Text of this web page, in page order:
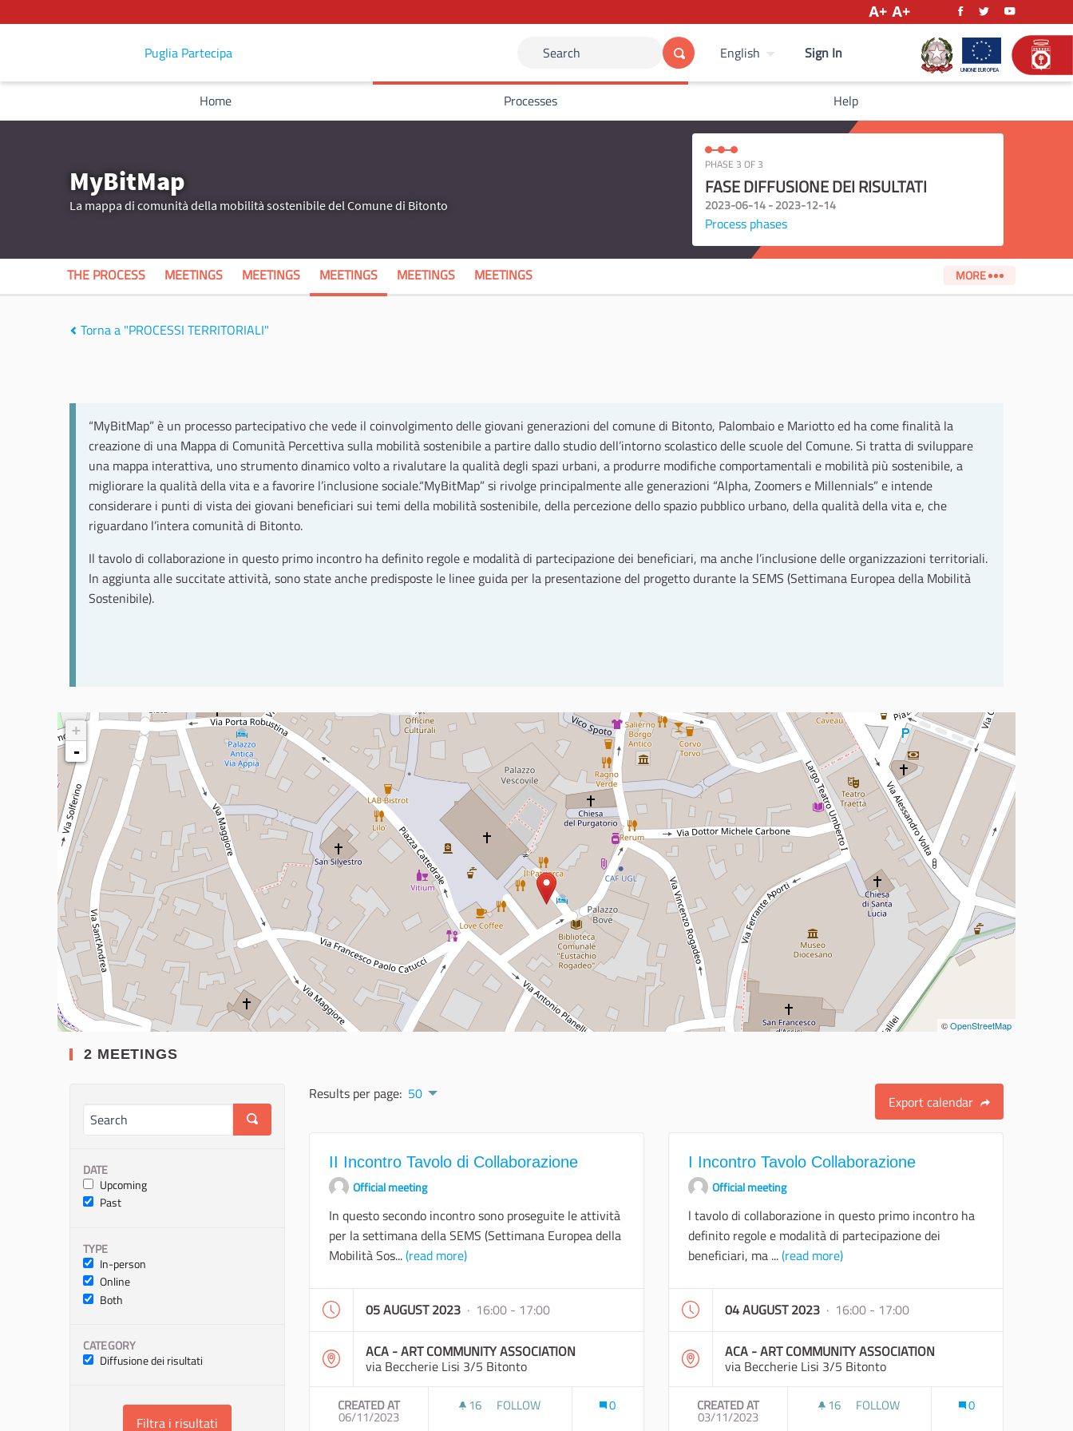
Puglia Partecipa Search English Sign In
Home Processes Help
MyBitMap
La mappa di comunità della mobilità sostenibile del Comune di Bitonto
PHASE 3 OF 3
FASE DIFFUSIONE DEI RISULTATI
2023-06-14 - 2023-12-14
Process phases
THE PROCESS MEETINGS MEETINGS MEETINGS MEETINGS MEETINGS MORE
Torna a "PROCESSI TERRITORIALI"
“MyBitMap” è un processo partecipativo che vede il coinvolgimento delle giovani generazioni del comune di Bitonto, Palombaio e Mariotto ed ha come finalità la
creazione di una Mappa di Comunità Percettiva sulla mobilità sostenibile a partire dallo studio dell’intorno scolastico delle scuole del Comune. Si tratta di sviluppare
una mappa interattiva, uno strumento dinamico volto a rivalutare la qualità degli spazi urbani, a produrre modifiche comportamentali e mobilità più sostenibile, a
migliorare la qualità della vita e a favorire l’inclusione sociale.“MyBitMap” si rivolge principalmente alle generazioni “Alpha, Zoomers e Millennials” e intende
considerare i punti di vista dei giovani beneficiari sui temi della mobilità sostenibile, della percezione dello spazio pubblico urbano, della qualità della vita e, che
riguardano l’intera comunità di Bitonto.
Il tavolo di collaborazione in questo primo incontro ha definito regole e modalità di partecipazione dei beneficiari, ma anche l’inclusione delle organizzazioni territoriali.
In aggiunta alle succitate attività, sono state anche predisposte le linee guida per la presentazione del progetto durante la SEMS (Settimana Europea della Mobilità
Sostenibile).
+
-
©OpenStreetMap
2 MEETINGS
DATE
Upcoming
Past
TYPE
In-person
Online
Both
CATEGORY
Diffusione dei risultati
Filtra i risultati
Results per page: 50 Export calendar
II Incontro Tavolo di Collaborazione
Official meeting
In questo secondo incontro sono proseguite le attività
per la settimana della SEMS (Settimana Europea della
Mobilità Sos...(read more)
05 AUGUST 2023 · 16:00 - 17:00
ACA - ART COMMUNITY ASSOCIATION
via Beccherie Lisi 3/5 Bitonto
CREATED AT
06/11/2023
16 16 FOLLOWERS
FOLLOW
II INCONTRO TAVOLO DI COLLABORAZIONE
0
I Incontro Tavolo Collaborazione
Official meeting
l tavolo di collaborazione in questo primo incontro ha
definito regole e modalità di partecipazione dei
beneficiari, ma ...(read more)
04 AUGUST 2023 · 16:00 - 17:00
ACA - ART COMMUNITY ASSOCIATION
via Beccherie Lisi 3/5 Bitonto
CREATED AT
03/11/2023
16 16 FOLLOWERS
FOLLOW 0